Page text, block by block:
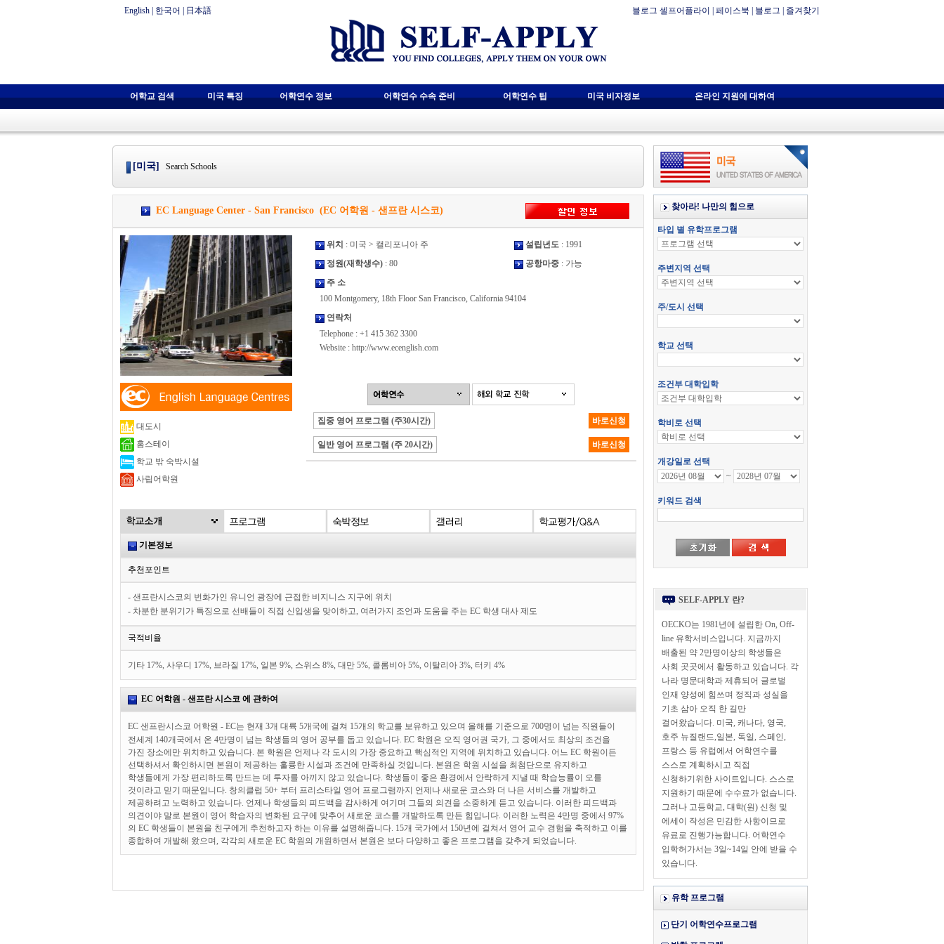
English 한국어 日本語 블로그 셀프어플라이 페이스북 블로그 즐겨찾기
어학교 검색 미국 특징 어학연수 정보 어학연수 수속 준비 어학연수 팁 미국 비자정보 온라인 지원에 대하여
[미국] Search Schools
EC Language Center - San Francisco (EC 어학원 - 샌프란 시스코)
대도시
홈스테이
학교 밖 숙박시설
사립어학원
위치 : 미국 > 캘리포니아 주 설립년도: 1991
정원(재학생수): 80 공항마중: 가능
주 소
100 Montgomery, 18th Floor San Francisco, California 94104
연락처
Telephone : +1 415 362 3300
Website : http://www.ecenglish.com
집중 영어 프로그램 (주30시간) 바로신청
일반 영어 프로그램 (주 20시간) 바로신청
기본정보
추천포인트
- 샌프란시스코의 번화가인 유니언 광장에 근접한 비지니스 지구에 위치
- 차분한 분위기가 특징으로 선배들이 직접 신입생을 맞이하고, 여러가지 조언과 도움을 주는 EC 학생 대사 제도
국적비율
기타 17%, 사우디 17%, 브라질 17%, 일본 9%, 스위스 8%, 대만 5%, 콜롬비아 5%, 이탈리아 3%, 터키 4%
EC 어학원 - 샌프란 시스코 에 관하여
EC 샌프란시스코 어학원 - EC는 현재 3개 대륙 5개국에 걸쳐 15개의 학교를 보유하고 있으며 올해를 기준으로 700명이 넘는 직원들이
전세계 140개국에서 온 4만명이 넘는 학생들의 영어 공부를 돕고 있습니다. EC 학원은 오직 영어권 국가, 그 중에서도 최상의 조건을
가진 장소에만 위치하고 있습니다. 본 학원은 언제나 각 도시의 가장 중요하고 핵심적인 지역에 위치하고 있습니다. 어느 EC 학원이든
선택하셔서 확인하시면 본원이 제공하는 훌륭한 시설과 조건에 만족하실 것입니다. 본원은 학원 시설을 최첨단으로 유지하고
학생들에게 가장 편리하도록 만드는 데 투자를 아끼지 않고 있습니다. 학생들이 좋은 환경에서 안락하게 지낼 때 학습능률이 오를
것이라고 믿기 때문입니다. 창의클럽 50+ 부터 프리스타일 영어 프로그램까지 언제나 새로운 코스와 더 나은 서비스를 개발하고
제공하려고 노력하고 있습니다. 언제나 학생들의 피드백을 감사하게 여기며 그들의 의견을 소중하게 듣고 있습니다. 이러한 피드백과
의견이야 말로 본원이 영어 학습자의 변화된 요구에 맞추어 새로운 코스를 개발하도록 만든 힘입니다. 이러한 노력은 4만명 중에서 97%
의 EC 학생들이 본원을 친구에게 추천하고자 하는 이유를 설명해줍니다. 15개 국가에서 150년에 걸쳐서 영어 교수 경험을 축적하고 이를
종합하여 개발해 왔으며, 각각의 새로운 EC 학원의 개원하면서 본원은 보다 다양하고 좋은 프로그램을 갖추게 되었습니다.
SELF-APPLY 란?
OECKO는 1981년에 설립한 On, Off-
line 유학서비스입니다. 지금까지
배출된 약 2만명이상의 학생들은
사회 곳곳에서 활동하고 있습니다. 각
나라 명문대학과 제휴되어 글로벌
인재 양성에 힘쓰며 정직과 성실을
기초 삼아 오직 한 길만
걸어왔습니다. 미국, 캐나다, 영국,
호주 뉴질랜드,일본, 독일, 스페인,
프랑스 등 유럽에서 어학연수를
스스로 계획하시고 직접
신청하기위한 사이트입니다. 스스로
지원하기 때문에 수수료가 없습니다.
그러나 고등학교, 대학(원) 신청 및
에세이 작성은 민감한 사항이므로
유료로 진행가능합니다. 어학연수
입학허가서는 3일~14일 안에 받을 수
있습니다.
유학 프로그램
단기 어학연수프로그램